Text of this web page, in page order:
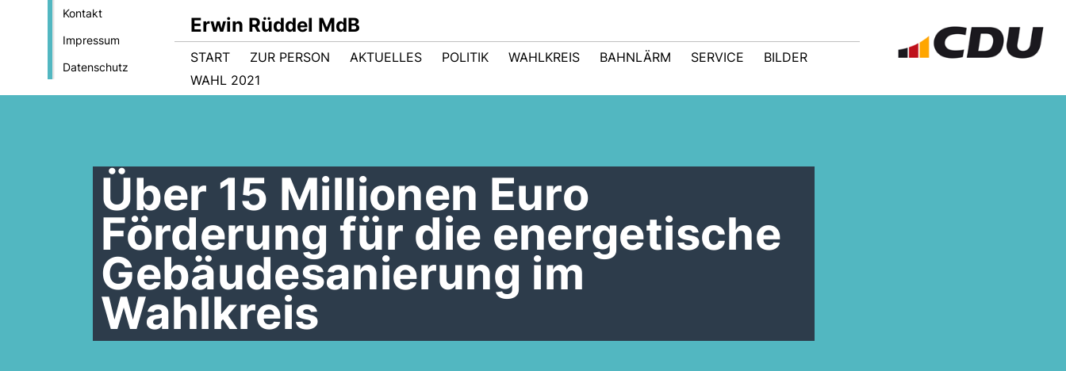
Kontakt
Impressum
Datenschutz
Erwin Rüddel MdB
START ZUR PERSON AKTUELLES POLITIK WAHLKREIS BAHNLÄRM SERVICE
BILDER
WAHL 2021
Über 15 Millionen Euro
Förderung für die energetische
Gebäudesanierung im
Wahlkreis